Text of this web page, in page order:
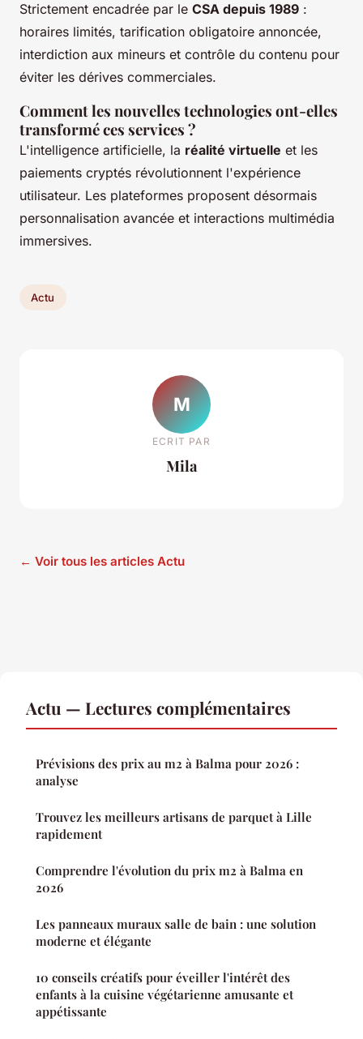
Strictement encadrée par le CSA depuis 1989 :
horaires limités, tarification obligatoire annoncée,
interdiction aux mineurs et contrôle du contenu pour
éviter les dérives commerciales.
Comment les nouvelles technologies ont-elles
transformé ces services ?
L'intelligence artificielle, la réalité virtuelle et les
paiements cryptés révolutionnent l'expérience
utilisateur. Les plateformes proposent désormais
personnalisation avancée et interactions multimédia
immersives.
Actu
M
ECRIT PAR
Mila
← Voir tous les articles Actu
Actu — Lectures complémentaires
Prévisions des prix au m2 à Balma pour 2026 :
analyse
Trouvez les meilleurs artisans de parquet à Lille
rapidement
Comprendre l'évolution du prix m2 à Balma en
2026
Les panneaux muraux salle de bain : une solution
moderne et élégante
10 conseils créatifs pour éveiller l'intérêt des
enfants à la cuisine végétarienne amusante et
appétissante